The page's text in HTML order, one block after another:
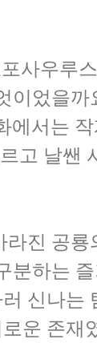
사우루
었을
서는
고 날쌘
진 공
분하는
신나는